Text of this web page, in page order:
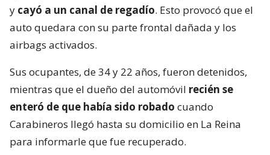
y cayó a un canal de regadío. Esto provocó que el
auto quedara con su parte frontal dañada y los
airbags activados.
Sus ocupantes, de 34 y 22 años, fueron detenidos,
mientras que el dueño del automóvil recién se
enteró de que había sido robado cuando
Carabineros llegó hasta su domicilio en La Reina
para informarle que fue recuperado.